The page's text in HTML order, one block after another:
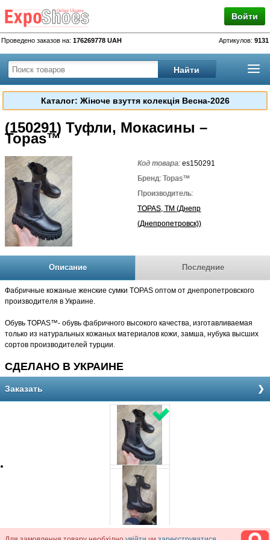
Войти
Проведено заказов на: 176269778 UAH Артикулов: 9131
Каталог: Жіноче взуття колекція Весна-2026
(150291) Туфли, Мокасины –
Topas™
Код товара:es150291
Бренд: Topas™
Производитель:
TOPAS, TM (Днепр
(Днепропетровск))
Описание Последние
Фабричные кожаные женские сумки TOPAS оптом от днепропетровского
производителя в Украине.
Обувь TOPAS™- обувь фабричного высокого качества, изготавливаемая
только из натуральных кожаных материалов кожи, замша, нубука высших
сортов производителей турции.
СДЕЛАНО В УКРАИНЕ
Заказать